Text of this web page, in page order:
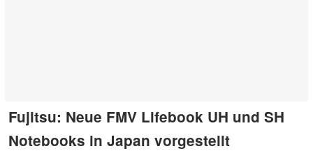
Fujitsu: Neue FMV Lifebook UH und SH
Notebooks in Japan vorgestellt